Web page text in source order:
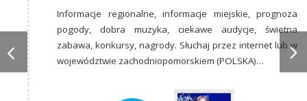
Informacje regionalne, informacje miejskie, prognoza
pogody, dobra muzyka, ciekawe audycje, świetna
zabawa, konkursy, nagrody. Słuchaj przez internet lub w
województwie zachodniopomorskiem (POLSKA)…